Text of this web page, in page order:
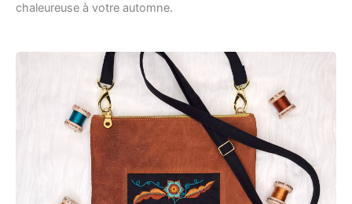
chaleureuse à votre automne.